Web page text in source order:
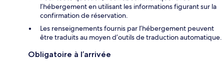
l’hébergement en utilisant les informations figurant sur la
confirmation de réservation.
Les renseignements fournis par l’hébergement peuvent
être traduits au moyen d’outils de traduction automatique.
Obligatoire à l’arrivée